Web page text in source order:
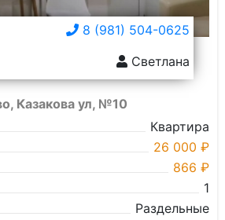
8 (981) 504-0625
Светлана
Казакова ул, №10
Квартира
26 000 ₽
866 ₽
1
Раздельные